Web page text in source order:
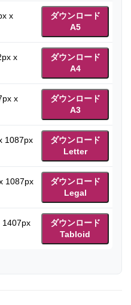
x
ダウンロード
A5
x
ダウンロード
A4
x
ダウンロード
A3
1087px
ダウンロード
Letter
1087px
ダウンロード
Legal
1407px
ダウンロード
Tabloid